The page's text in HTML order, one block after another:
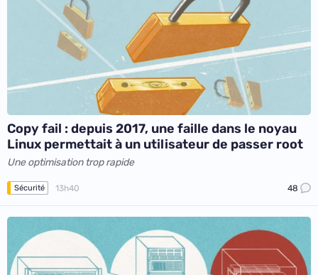
Copy fail : depuis 2017, une faille dans le noyau
Linux permettait à un utilisateur de passer root
Une optimisation trop rapide
Sécurité 13h40 48